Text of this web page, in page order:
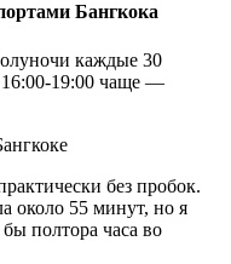
Бангкока
каждые 30
16:00-19:00 чаще —
без пробок.
около 55 минут, но я
полтора часа во